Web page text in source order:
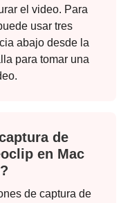
el video. Para
usar tres
abajo desde la
para tomar una
de
en Mac
de captura de